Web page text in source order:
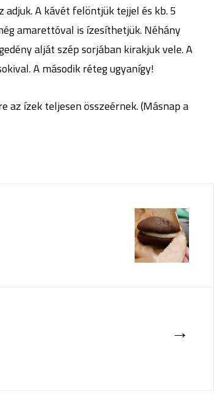
A kávét felöntjük tejjel és kb. 5
amarettóval is ízesíthetjük. Néhány
alját szép sorjában kirakjuk vele. A
A második réteg ugyanígy!
az ízek teljesen összeérnek. (Másnap a
→